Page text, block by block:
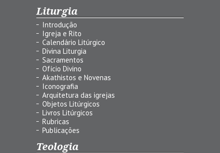
Liturgia
Introdução
Igreja e Rito
Calendário Litúrgico
Divina Liturgia
Sacramentos
Ofício Divino
Akathistos e Novenas
Iconografia
Arquitetura das igrejas
Objetos Litúrgicos
Livros Litúrgicos
Rubricas
Publicações
Teologia